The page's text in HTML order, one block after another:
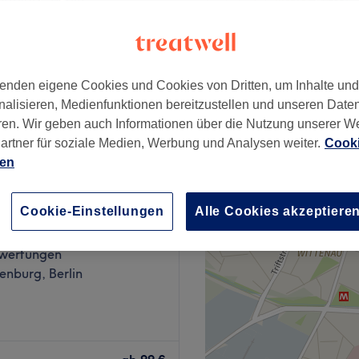
145 €
180 €
– mit
Beauty Care
Berlin
eigene Cookies und Cookies von Dritten, um Inhalte
Medienfunktionen bereitzustellen und unseren
Wir geben auch Informationen über die Nutzung unserer
für soziale Medien, Werbung und Analysen weiter.
Cookie-Einstellungen Alle Cookies akzeptieren